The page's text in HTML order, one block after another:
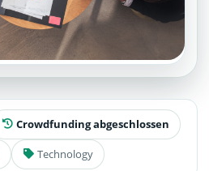
Crowdfunding abgeschlossen
Technology